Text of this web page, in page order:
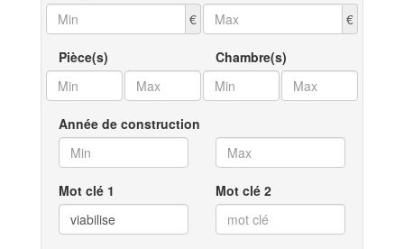
€
€
Pièce(s) Chambre(s)
Année de construction
Mot clé 1 Mot clé 2